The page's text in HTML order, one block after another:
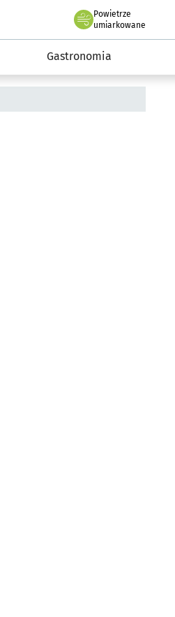
Powietrze
we Wrocławiu
umiarkowane
Gastronomia